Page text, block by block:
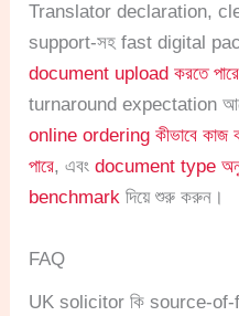
Translator declaration,
support-সহ fast digital
document upload করতে
turnaround expectation
online ordering কীভাবে কাজ
পারে, এবংdocument type
benchmark দিয়ে শুরু করুন।
FAQ
UK solicitor কি source-